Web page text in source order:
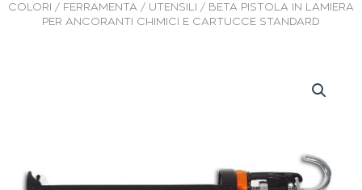
COLORI / FERRAMENTA / UTENSILI / BETA PISTOLA IN LAMIERA
PER ANCORANTI CHIMICI E CARTUCCE STANDARD